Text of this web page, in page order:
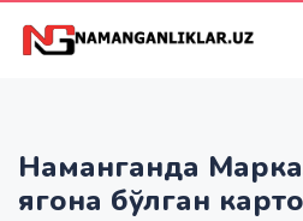
Наманганда
ягона бўлган